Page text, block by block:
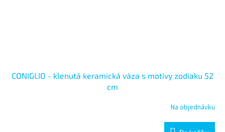
CONIGLIO - klenutá keramická váza s motivy zodiaku 52
cm
Na objednávku